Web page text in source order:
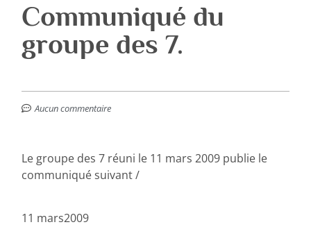
Communiqué du
groupe des 7.
Aucun commentaire
Le groupe des 7 réuni le 11 mars 2009 publie le
communiqué suivant /
11 mars2009